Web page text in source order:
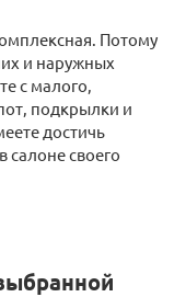
Потому
и наружных
с малого,
подкрылки и
достичь
своего